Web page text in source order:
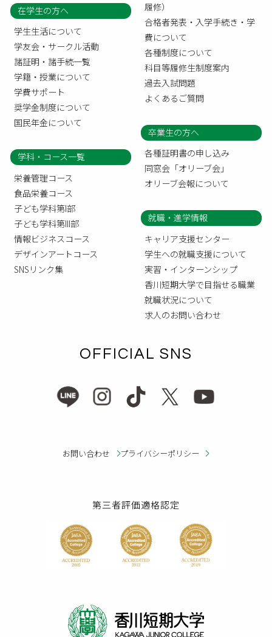
履修）
合格者発表・入学手続き・学
費について
各種制度について
科目等履修生制度案内
過去入試問題
よくあるご質問
在学生の方へ
学生生活について
学友会・サークル活動
諸証明・諸手続一覧
学籍・授業について
学費サポート
奨学金制度について
国民年金について
卒業生の方へ
各種証明書の申し込み
同窓会「オリーブ会」
オリーブ会報について
学科・コース一覧
栄養管理コース
食品栄養コース
子ども学科第I部
子ども学科第III部
情報ビジネスコース
デザインアートコース
SNSリンク集
就職・進学情報
キャリア支援センター
学生への就職支援について
実習・インターンシップ
香川短期大学で目指せる職業
就職状況について
求人のお問い合わせ
OFFICIAL SNS
お問い合わせ プライバシーポリシー
第三者評価適格認定